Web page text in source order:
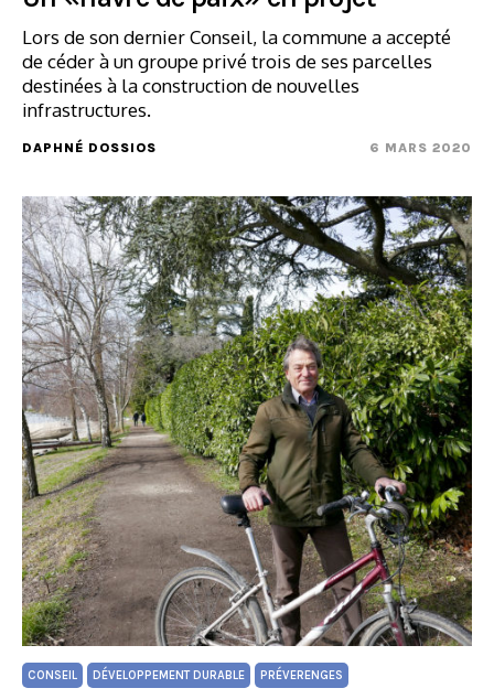
Lors de son dernier Conseil, la commune a accepté
de céder à un groupe privé trois de ses parcelles
destinées à la construction de nouvelles
infrastructures.
DAPHNÉ DOSSIOS 6 MARS 2020
CONSEIL DÉVELOPPEMENT DURABLE PRÉVERENGES